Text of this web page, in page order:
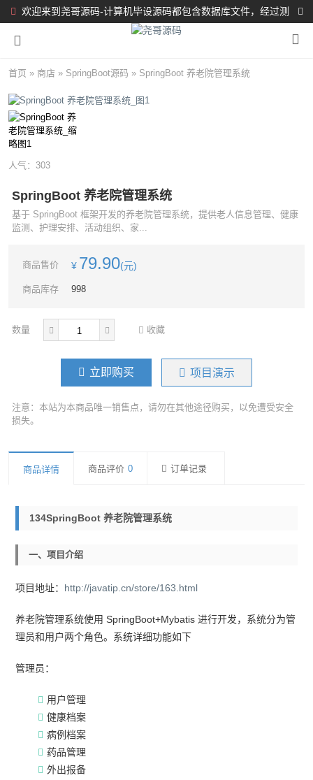
欢迎来到尧哥源码-计算机毕设源码都包含数据库文件，经过测
试都完整可运行！！！
首页 » 商店 » SpringBoot源码 » SpringBoot 养老院管理系统
人气： 303
SpringBoot 养老院管理系统
基于 SpringBoot 框架开发的养老院管理系统，提供老人信息管理、健康
监测、护理安排、活动组织、家...
商品售价 ¥ 79.90(元)
商品库存 998
数量 收藏
立即购买 项目演示
注意：本站为本商品唯一销售点，请勿在其他途径购买，以免遭受安全
损失。
商品详情 商品评价 0 订单记录
134SpringBoot 养老院管理系统
一、项目介绍
项目地址： http://javatip.cn/store/163.html
养老院管理系统使用 SpringBoot+Mybatis 进行开发，系统分为管
理员和用户两个角色。系统详细功能如下
管理员：
用户管理
健康档案
病例档案
药品管理
外出报备